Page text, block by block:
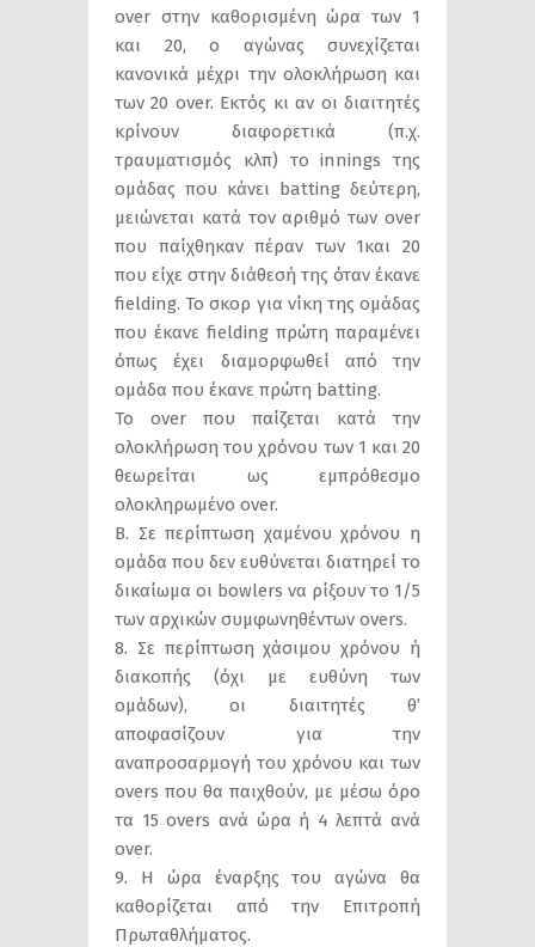
over στην καθορισμένη ώρα των 1
και 20, ο αγώνας συνεχίζεται
κανονικά μέχρι την ολοκλήρωση και
των 20 over. Εκτός κι αν οι διαιτητές
κρίνουν διαφορετικά (π.χ.
τραυματισμός κλπ) το innings της
ομάδας που κάνει batting δεύτερη,
μειώνεται κατά τον αριθμό των over
που παίχθηκαν πέραν των 1και 20
που είχε στην διάθεσή της όταν έκανε
fielding. Το σκορ για νίκη της ομάδας
που έκανε fielding πρώτη παραμένει
όπως έχει διαμορφωθεί από την
ομάδα που έκανε πρώτη batting.
Το over που παίζεται κατά την
ολοκλήρωση του χρόνου των 1 και 20
θεωρείται ως εμπρόθεσμο
ολοκληρωμένο over.
Β. Σε περίπτωση χαμένου χρόνου η
ομάδα που δεν ευθύνεται διατηρεί το
δικαίωμα οι bowlers να ρίξουν το 1/5
των αρχικών συμφωνηθέντων οvers.
8. Σε περίπτωση χάσιμου χρόνου ή
διακοπής (όχι με ευθύνη των
ομάδων), οι διαιτητές θ’
αποφασίζουν για την
αναπροσαρμογή του χρόνου και των
overs που θα παιχθούν, με μέσω όρο
τα 15 overs ανά ώρα ή 4 λεπτά ανά
over.
9. Η ώρα έναρξης του αγώνα θα
καθορίζεται από την Επιτροπή
Πρωταθλήματος.